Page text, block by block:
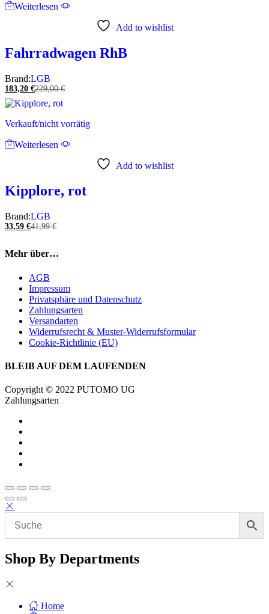
Weiterlesen
Add to wishlist
Fahrradwagen RhB
Brand:LGB
183,20 €229,00€
Verkauft/nicht vorrätig
Weiterlesen
Add to wishlist
Kipplore, rot
Brand:LGB
33,59 €41,99€
Mehr über…
AGB
Impressum
Privatsphäre und Datenschutz
Zahlungsarten
Versandarten
Widerrufsrecht & Muster-Widerrufsformular
Cookie-Richtlinie (EU)
BLEIB AUF DEM LAUFENDEN
Copyright © 2022 PUTOMO UG
Zahlungsarten
Shop By Departments
Home